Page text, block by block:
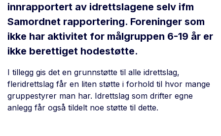
innrapportert av idrettslagene selv ifm
Samordnet rapportering. Foreninger som
ikke har aktivitet for målgruppen 6-19 år er
ikke berettiget hodestøtte.
I tillegg gis det en grunnstøtte til alle idrettslag,
fleridrettslag får en liten støtte i forhold til hvor mange
gruppestyrer man har. Idrettslag som drifter egne
anlegg får også tildelt noe støtte til dette.